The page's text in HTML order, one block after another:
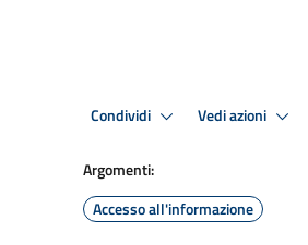
Condividi Vedi azioni
Argomenti:
Accesso all'informazione